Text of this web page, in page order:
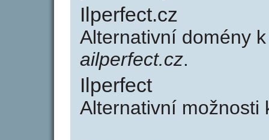
Ilperfect.cz
Alternativní domény
ailperfect.cz.
Ilperfect
Alternativní